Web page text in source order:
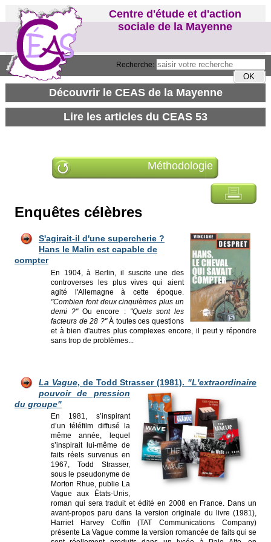
Recherche:
Centre d'étude et d'action
sociale de la Mayenne
Méthodologie
Enquêtes célèbres
S'agirait-il d'une supercherie ?
Hans le Malin est capable de
compter
En 1904, à Berlin, il suscite une des
controverses les plus vives qui aient
agité l'Allemagne à cette époque.
"Combien font deux cinquièmes plus un
demi ?"Ou encore : "Quels sont les
facteurs de 28 ?"À toutes ces questions
et à bien d'autres plus complexes encore, il peut y répondre
sans trop de problèmes...
La Vague, de Todd Strasser (1981). "L'extraordinaire
pouvoir de pression
du groupe"
En 1981, s’inspirant
d’un téléfilm diffusé la
même année, lequel
s’inspirait lui-même de
faits réels survenus en
1967, Todd Strasser,
sous le pseudonyme de
Morton Rhue, publie La
Vague aux États-Unis,
roman qui sera traduit et édité en 2008 en France. Dans un
avant-propos paru dans la version originale du livre (1981),
Harriet Harvey Coffin (TAT Communications Company)
présente La Vague comme la version romancée de faits qui se